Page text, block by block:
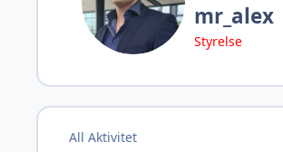
mr_alex
Styrelse
All Aktivitet